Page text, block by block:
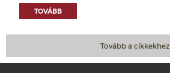
TOVÁBB
Tovább a cikkekhez